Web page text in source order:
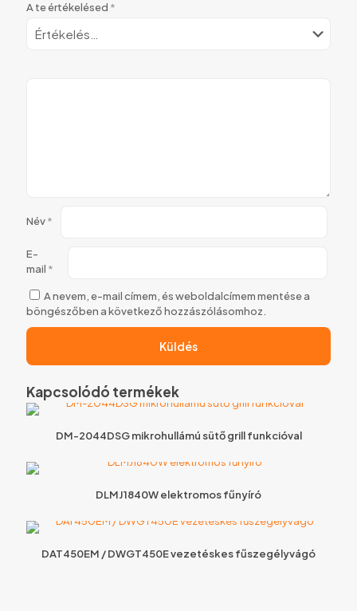
A te értékelésed *
Név*
E-
mail *
A nevem, e-mail címem, és weboldalcímem mentése a
böngészőben a következő hozzászólásomhoz.
Kapcsolódó termékek
DM-2044DSG mikrohullámú sütő grill funkcióval
DLMJ1840W elektromos fűnyíró
DAT450EM / DWGT450E vezetéskes fűszegélyvágó